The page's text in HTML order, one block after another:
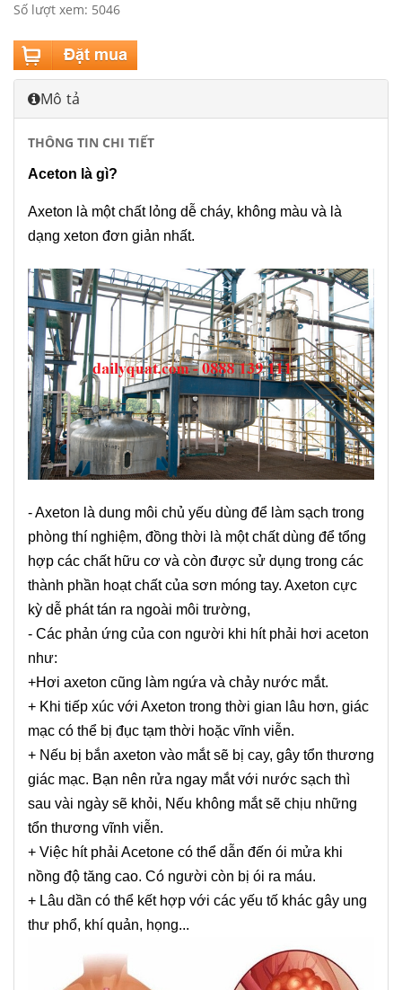
Số lượt xem: 5046
Mô tả
THÔNG TIN CHI TIẾT
Aceton là gì?
Axeton là một chất lỏng dễ cháy, không màu và là
dạng xeton đơn giản nhất.
- Axeton là dung môi chủ yếu dùng để làm sạch trong
phòng thí nghiệm, đồng thời là một chất dùng để tổng
hợp các chất hữu cơ và còn được sử dụng trong các
thành phần hoạt chất của sơn móng tay. Axeton cực
kỳ dễ phát tán ra ngoài môi trường,
- Các phản ứng của con người khi hít phải hơi aceton
như:
+Hơi axeton cũng làm ngứa và chảy nước mắt.
+ Khi tiếp xúc với Axeton trong thời gian lâu hơn, giác
mạc có thể bị đục tạm thời hoặc vĩnh viễn.
+ Nếu bị bắn axeton vào mắt sẽ bị cay, gây tổn thương
giác mạc. Bạn nên rửa ngay mắt với nước sạch thì
sau vài ngày sẽ khỏi, Nếu không mắt sẽ chịu những
tổn thương vĩnh viễn.
+ Việc hít phải Acetone có thể dẫn đến ói mửa khi
nồng độ tăng cao. Có người còn bị ói ra máu.
+ Lâu dần có thể kết hợp với các yếu tố khác gây ung
thư phổ, khí quản, họng...